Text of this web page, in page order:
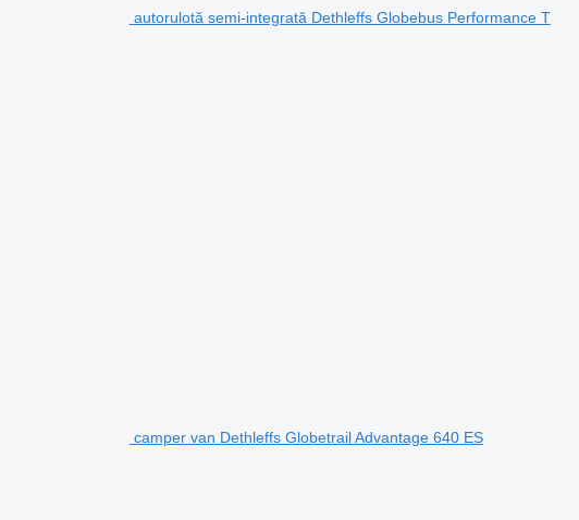
autorulotă semi-integrată Dethleffs Globebus Performance T
camper van Dethleffs Globetrail Advantage 640 ES